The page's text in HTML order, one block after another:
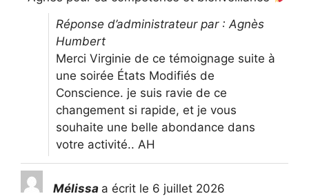
Réponse d’administrateur par : Agnès
Humbert
Merci Virginie de ce témoignage suite à
une soirée États Modifiés de
Conscience. je suis ravie de ce
changement si rapide, et je vous
souhaite une belle abondance dans
votre activité.. AH
Mélissa a écrit le 6 juillet 2026